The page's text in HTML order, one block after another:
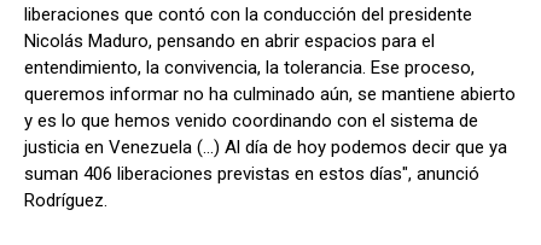
liberaciones que contó con la conducción del presidente
Nicolás Maduro, pensando en abrir espacios para el
entendimiento, la convivencia, la tolerancia. Ese proceso,
queremos informar no ha culminado aún, se mantiene abierto
y es lo que hemos venido coordinando con el sistema de
justicia en Venezuela (...) Al día de hoy podemos decir que ya
suman 406 liberaciones previstas en estos días", anunció
Rodríguez.